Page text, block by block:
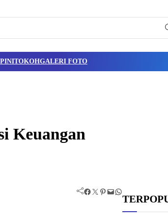
TOKOHGALERI FOTO
Keuangan
Facebook Twitter Pinterest Mail WhatsApp